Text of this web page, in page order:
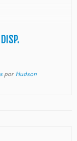
porHudson